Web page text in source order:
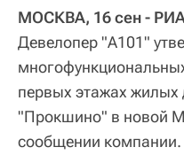
МОСКВА, 16 сен -
Девелопер "А101"
первых этажах
"Прокшино" в новой
сообщении компании.